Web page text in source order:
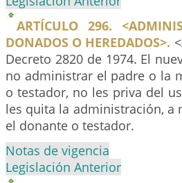
ARTÍCULO 296.
DONADOS O HEREDADOS>.
Decreto 2820 de 1974. El
no administrar el padre o la
o testador, no les priva del
les quita la administración, a
el donante o testador.
Notas de vigencia
Legislación Anterior